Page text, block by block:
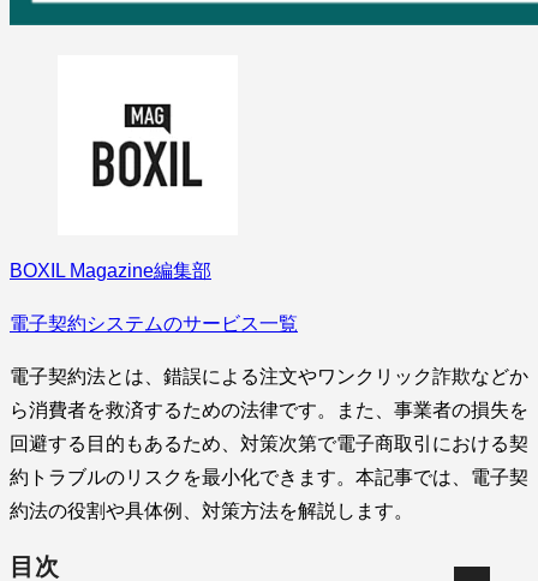
BOXIL Magazine編集部
電子契約システムのサービス一覧
電子契約法とは、錯誤による注文やワンクリック詐欺などか
ら消費者を救済するための法律です。また、事業者の損失を
回避する目的もあるため、対策次第で電子商取引における契
約トラブルのリスクを最小化できます。本記事では、電子契
約法の役割や具体例、対策方法を解説します。
目次